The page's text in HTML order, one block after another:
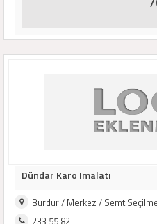
Dündar Karo Imalatı
Burdur / Merkez / Semt
233 55 82